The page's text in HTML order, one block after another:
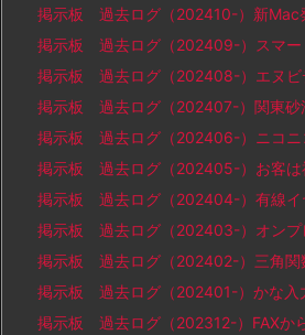
掲示板 過去ログ（202410-）新Mac
掲示板 過去ログ（202409-）スマー
掲示板 過去ログ（202408-）エヌビ
掲示板 過去ログ（202407-）関東砂
掲示板 過去ログ（202406-）ニコニ
掲示板 過去ログ（202405-）お客は
掲示板 過去ログ（202404-）有線イ
掲示板 過去ログ（202403-）オンプ
掲示板 過去ログ（202402-）三角関
掲示板 過去ログ（202401-）かな入
掲示板 過去ログ（202312-）FAXか